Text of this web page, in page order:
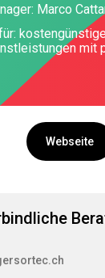
Marco
mit
Webseite